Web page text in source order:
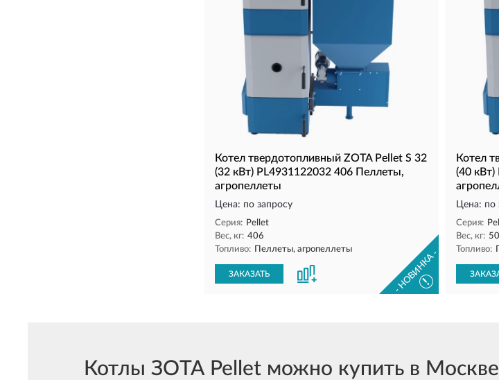
Котел твердотопливный ZOTA Pellet S 32
(32 кВт) PL4931122032 406 Пеллеты,
агропеллеты
Цена: по запросу
Серия: Pellet
Вес, кг: 406
Топливо: Пеллеты, агропеллеты
ЗАКАЗАТЬ - НОВИНКА -
!
Котел
(40
Цена: по
Серия:
Вес, кг:
Топливо:
Котлы ЗОТА Pellet можно купить в Москве